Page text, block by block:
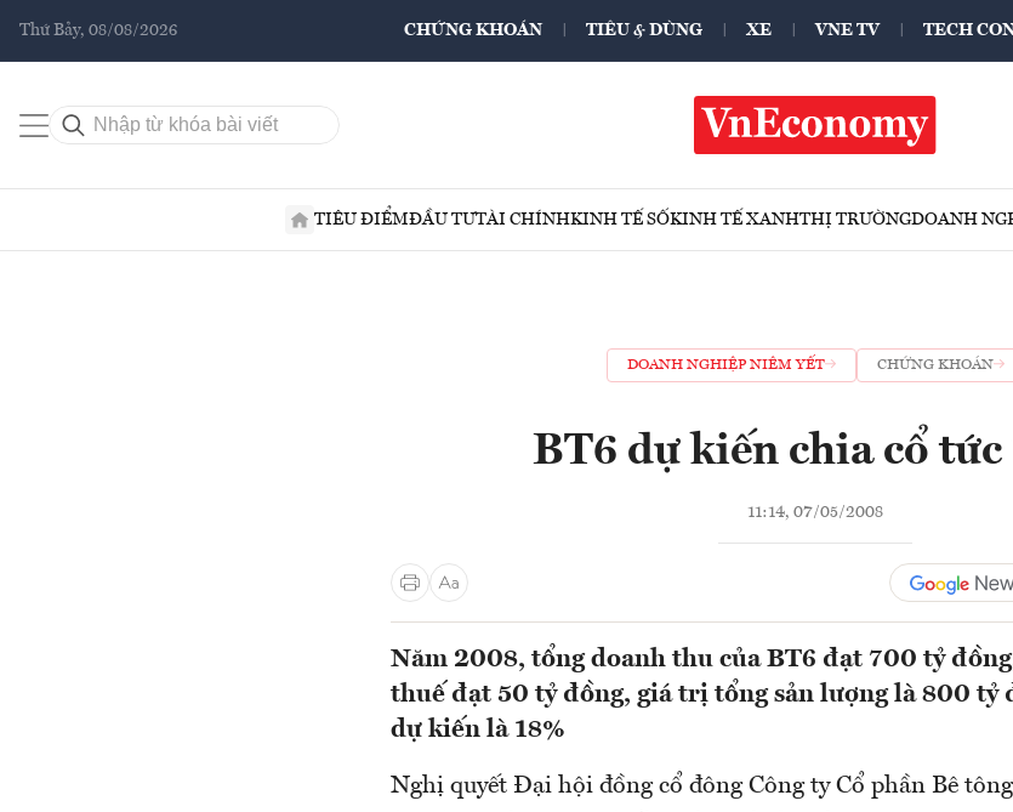
Thứ Bảy, 08/08/2026 CHỨNG KHOÁN TIÊU & DÙNG XE VNE TV TECH
TIÊU ĐIỂMĐẦU TƯTÀI CHÍNHKINH TẾ SỐKINH TẾ XANHTHỊ TRƯỜNGDOANH
DOANH NGHIỆP NIÊM YẾT CHỨNG KHOÁN
BT6 dự kiến chia cổ tức
11:14, 07/05/2008
Năm 2008, tổng doanh thu của BT6 đạt 700 tỷ
thuế đạt 50 tỷ đồng, giá trị tổng sản lượng là 800 tỷ
dự kiến là 18%
Nghị quyết Đại hội đồng cổ đông Công ty Cổ phần Bê